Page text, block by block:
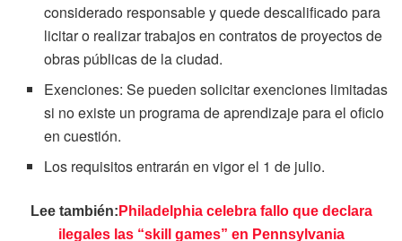
considerado responsable y quede descalificado para
licitar o realizar trabajos en contratos de proyectos de
obras públicas de la ciudad.
Exenciones: Se pueden solicitar exenciones limitadas
si no existe un programa de aprendizaje para el oficio
en cuestión.
Los requisitos entrarán en vigor el 1 de julio.
Lee también: Philadelphia celebra fallo que declara
ilegales las “skill games” en Pennsylvania